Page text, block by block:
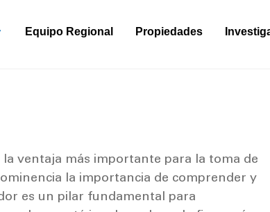
AMÉRICA LATINA
Equipo Regional Propiedades
ventaja más importante para la toma de
la importancia de comprender y
es un pilar fundamental para